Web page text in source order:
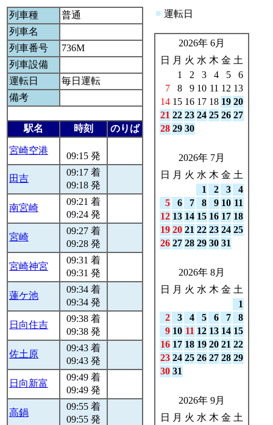
列車種
普通
列車名
列車番号
736M
列車設備
運転日
毎日運転
備考
駅名 時刻 のりば
宮崎空港
09:15 発
田吉
09:17 着
09:18 発
南宮崎
09:21 着
09:24 発
宮崎
09:27 着
09:28 発
宮崎神宮
09:31 着
09:31 発
蓮ケ池
09:34 着
09:34 発
日向住吉
09:38 着
09:38 発
佐土原
09:43 着
09:43 発
日向新富
09:49 着
09:49 発
高鍋
09:55 着
09:55 発
■ 運転日
2026年 6月
日
月 火 水 木 金 土
1
2 3 4 5
6
7
8 9 10 11 12 13
14 15 16 17 18 19 20
21 22 23 24 25 26 27
28 29 30
2026年 7月
日
月 火 水 木 金 土
1
2 3
4
5
6 7 8 9 10 11
12 13 14 15 16 17 18
19 20 21 22 23 24 25
26 27 28 29 30 31
2026年 8月
日
月 火 水 木 金 土
1
2
3 4 5 6 7
8
9 10 11 12 13 14 15
16 17 18 19 20 21 22
23 24 25 26 27 28 29
30 31
2026年 9月
日
月 火 水 木 金 土